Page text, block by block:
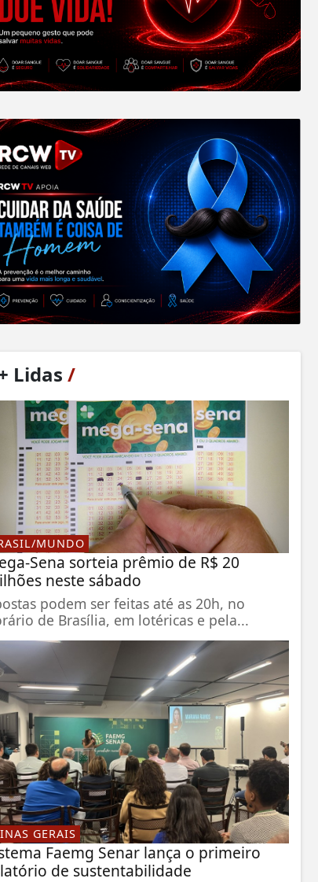
Lidas /
MUNDO
Sena sorteia prêmio de R$ 20
neste sábado
podem ser feitas até as 20h, no
de Brasília, em lotéricas e pela...
GERAIS
Faemg Senar lança o primeiro
de sustentabilidade